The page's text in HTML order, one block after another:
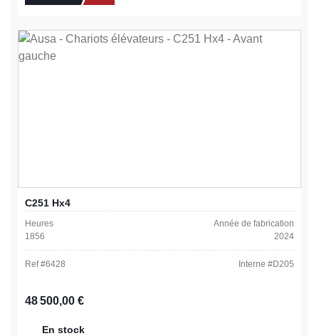
C251 Hx4
Heures
1856
Année de fabrication
2024
Ref #6428 Interne #D205
Prix régulier :
48 500,00 €
En stock